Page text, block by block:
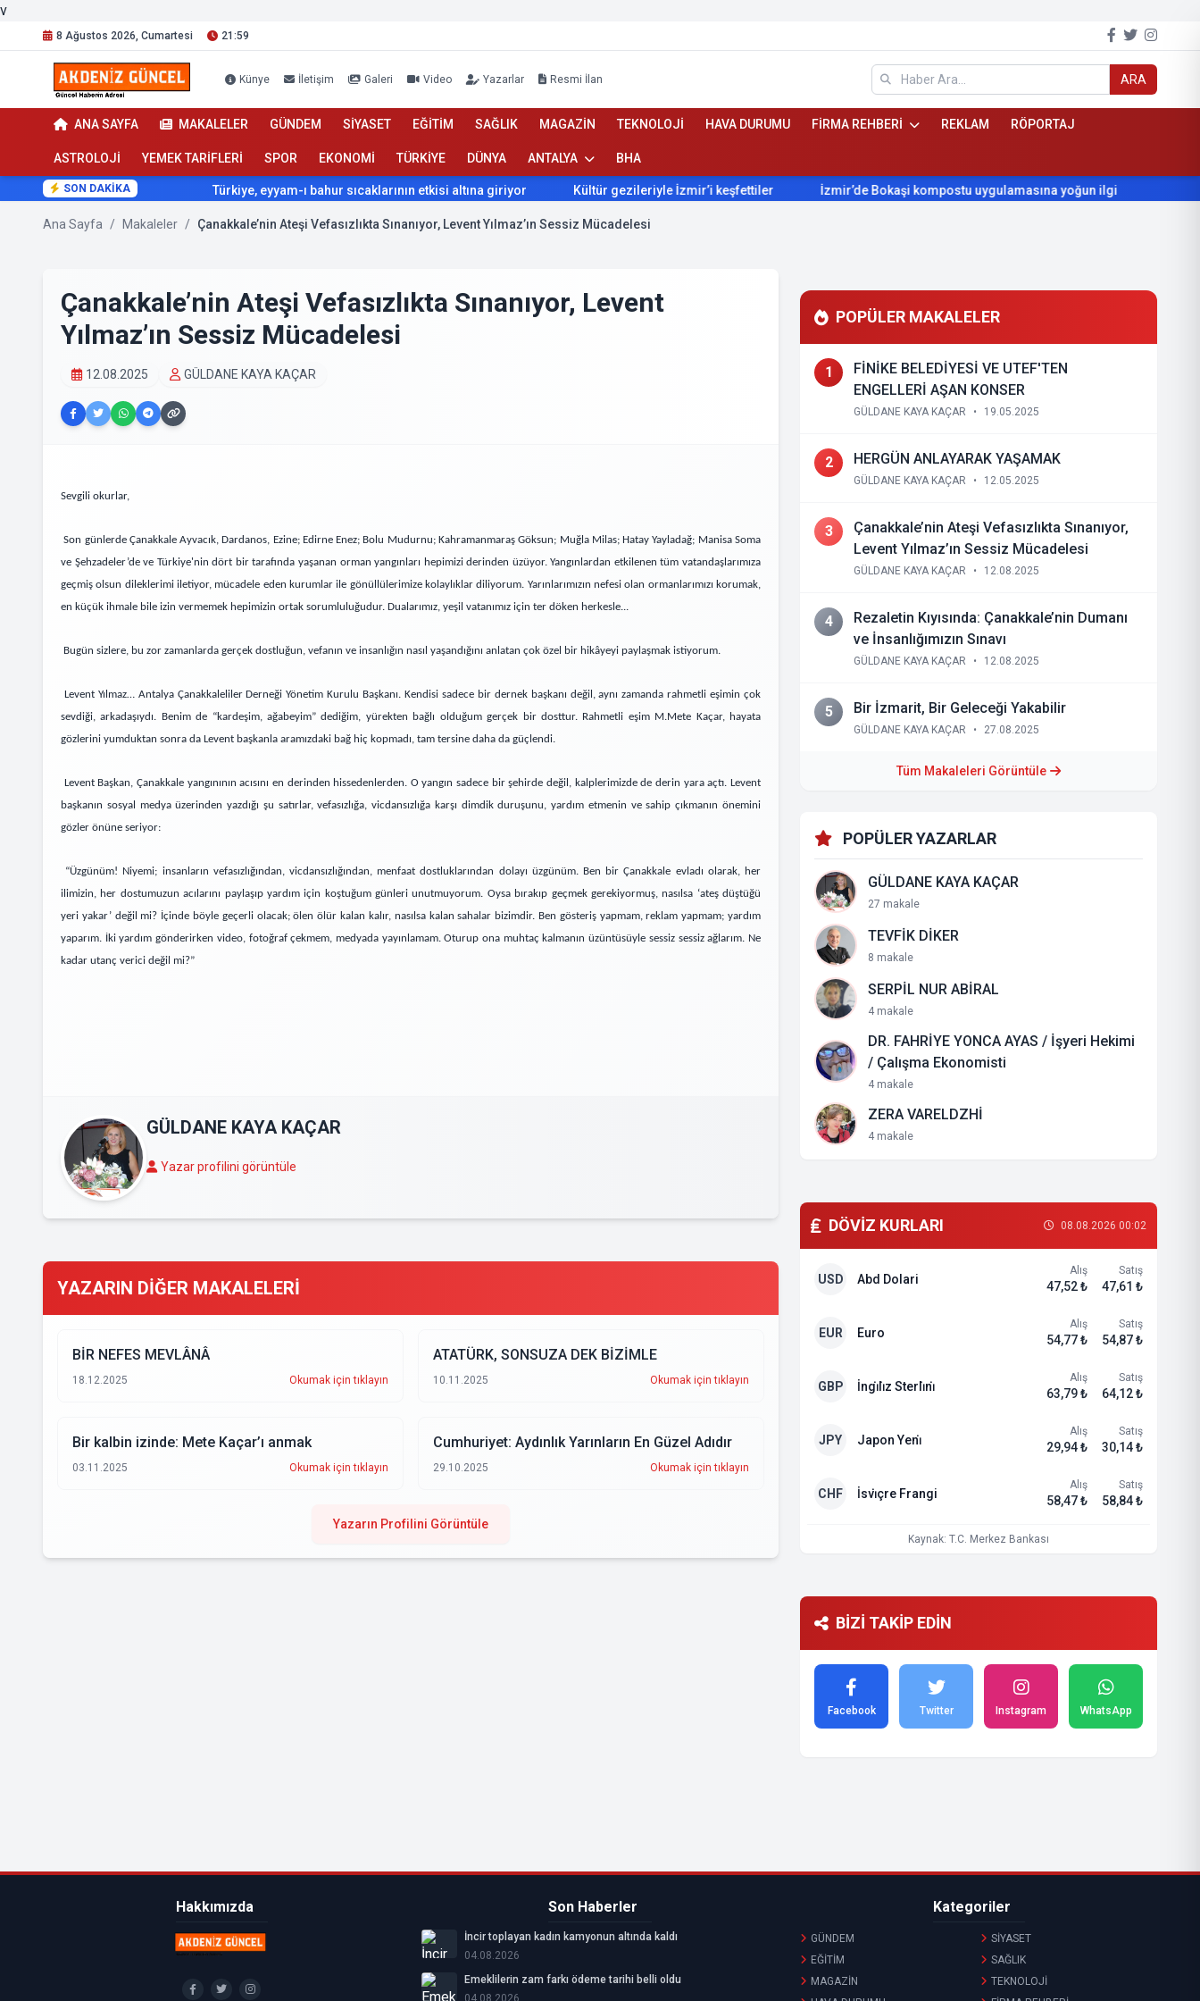
v
8 Ağustos 2026, Cumartesi 21:59
Künye İletişim Galeri Video Yazarlar Resmi İlan ARA
ANA SAYFA MAKALELER GÜNDEM SİYASET EĞİTİM SAĞLIK MAGAZİN TEKNOLOJİ HAVA DURUMU FİRMA REHBERİ REKLAM RÖPORTAJ
ASTROLOJİ YEMEK TARİFLERİ SPOR EKONOMİ TÜRKİYE DÜNYA ANTALYA BHA
SON DAKİKA Türkiye, eyyam-ı bahur sıcaklarının etkisi altına giriyor Kültür gezileriyle İzmir’i keşfettiler İzmir’de Bokaşi kompostu uygulamasına yoğun ilgi
Ana Sayfa / Makaleler / Çanakkale’nin Ateşi Vefasızlıkta Sınanıyor, Levent Yılmaz’ın Sessiz Mücadelesi
Çanakkale’nin Ateşi Vefasızlıkta Sınanıyor, Levent
Yılmaz’ın Sessiz Mücadelesi
12.08.2025 GÜLDANE KAYA KAÇAR
Sevgili okurlar,
Son günlerde Çanakkale Ayvacık, Dardanos, Ezine; Edirne Enez; Bolu Mudurnu; Kahramanmaraş Göksun; Muğla Milas; Hatay Yayladağ; Manisa Soma
ve Şehzadeler’de ve Türkiye'nin dört bir tarafında yaşanan orman yangınları hepimizi derinden üzüyor. Yangınlardan etkilenen tüm vatandaşlarımıza
geçmiş olsun dileklerimi iletiyor, mücadele eden kurumlar ile gönüllülerimize kolaylıklar diliyorum. Yarınlarımızın nefesi olan ormanlarımızı korumak,
en küçük ihmale bile izin vermemek hepimizin ortak sorumluluğudur. Dualarımız, yeşil vatanımız için ter döken herkesle...
Bugün sizlere, bu zor zamanlarda gerçek dostluğun, vefanın ve insanlığın nasıl yaşandığını anlatan çok özel bir hikâyeyi paylaşmak istiyorum.
Levent Yılmaz… Antalya Çanakkaleliler Derneği Yönetim Kurulu Başkanı. Kendisi sadece bir dernek başkanı değil, aynı zamanda rahmetli eşimin çok
sevdiği, arkadaşıydı. Benim de “kardeşim, ağabeyim” dediğim, yürekten bağlı olduğum gerçek bir dosttur. Rahmetli eşim M.Mete Kaçar, hayata
gözlerini yumduktan sonra da Levent başkanla aramızdaki bağ hiç kopmadı, tam tersine daha da güçlendi.
Levent Başkan, Çanakkale yangınının acısını en derinden hissedenlerden. O yangın sadece bir şehirde değil, kalplerimizde de derin yara açtı. Levent
başkanın sosyal medya üzerinden yazdığı şu satırlar, vefasızlığa, vicdansızlığa karşı dimdik duruşunu, yardım etmenin ve sahip çıkmanın önemini
gözler önüne seriyor:
“Üzgünüm! Niyemi; insanların vefasızlığından, vicdansızlığından, menfaat dostluklarından dolayı üzgünüm. Ben bir Çanakkale evladı olarak, her
ilimizin, her dostumuzun acılarını paylaşıp yardım için koştuğum günleri unutmuyorum. Oysa bırakıp geçmek gerekiyormuş, nasılsa ‘ateş düştüğü
yeri yakar’ değil mi? İçinde böyle geçerli olacak; ölen ölür kalan kalır, nasılsa kalan sahalar bizimdir. Ben gösteriş yapmam, reklam yapmam; yardım
yaparım. İki yardım gönderirken video, fotoğraf çekmem, medyada yayınlamam. Oturup ona muhtaç kalmanın üzüntüsüyle sessiz sessiz ağlarım. Ne
kadar utanç verici değil mi?”
GÜLDANE KAYA KAÇAR
Yazar profilini görüntüle
YAZARIN DİĞER MAKALELERİ
BİR NEFES MEVLÂNÂ
18.12.2025 Okumak için tıklayın
ATATÜRK, SONSUZA DEK BİZİMLE
10.11.2025 Okumak için tıklayın
Bir kalbin izinde: Mete Kaçar’ı anmak
03.11.2025 Okumak için tıklayın
Cumhuriyet: Aydınlık Yarınların En Güzel Adıdır
29.10.2025 Okumak için tıklayın
Yazarın Profilini Görüntüle
POPÜLER MAKALELER
1
FİNİKE BELEDİYESİ VE UTEF'TEN
ENGELLERİ AŞAN KONSER
GÜLDANE KAYA KAÇAR • 19.05.2025
2 HERGÜN ANLAYARAK YAŞAMAK
GÜLDANE KAYA KAÇAR • 12.05.2025
3
Çanakkale’nin Ateşi Vefasızlıkta Sınanıyor,
Levent Yılmaz’ın Sessiz Mücadelesi
GÜLDANE KAYA KAÇAR • 12.08.2025
4
Rezaletin Kıyısında: Çanakkale’nin Dumanı
ve İnsanlığımızın Sınavı
GÜLDANE KAYA KAÇAR • 12.08.2025
5 Bir İzmarit, Bir Geleceği Yakabilir
GÜLDANE KAYA KAÇAR • 27.08.2025
Tüm Makaleleri Görüntüle
POPÜLER YAZARLAR
GÜLDANE KAYA KAÇAR
27 makale
TEVFİK DİKER
8 makale
SERPİL NUR ABİRAL
4 makale
DR. FAHRİYE YONCA AYAS / İşyeri Hekimi
/ Çalışma Ekonomisti
4 makale
ZERA VARELDZHİ
4 makale
DÖVİZ KURLARI 08.08.2026 00:02
USD Abd Dolari
Alış
47,52 ₺
Satış
47,61 ₺
EUR Euro
Alış
54,77 ₺
Satış
54,87 ₺
GBP İngi̇li̇z Sterli̇ni̇
Alış
63,79 ₺
Satış
64,12 ₺
JPY Japon Yeni̇
Alış
29,94 ₺
Satış
30,14 ₺
CHF İsvi̇çre Frangi
Alış
58,47 ₺
Satış
58,84 ₺
Kaynak: T.C. Merkez Bankası
BİZİ TAKİP EDİN
Facebook Twitter Instagram WhatsApp
Hakkımızda Son Haberler
İncir toplayan kadın kamyonun altında kaldı
04.08.2026
Emeklilerin zam farkı ödeme tarihi belli oldu
04.08.2026
Kategoriler
GÜNDEM
SİYASET
EĞİTİM
SAĞLIK
MAGAZİN
TEKNOLOJİ